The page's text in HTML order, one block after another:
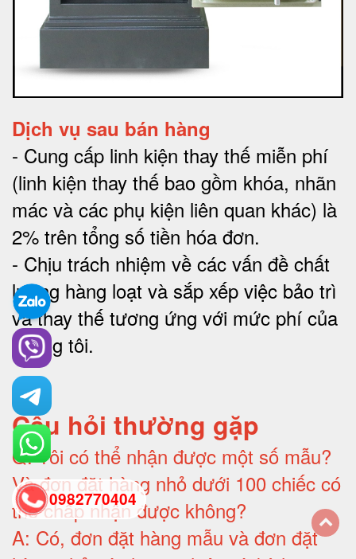
Dịch vụ sau bán hàng
- Cung cấp linh kiện thay thế miễn phí
(linh kiện thay thế bao gồm khóa, nhãn
mác và các phụ kiện liên quan khác) là
2% trên tổng số tiền hóa đơn.
- Chịu trách nhiệm về các vấn đề chất
lượng hàng loạt và sắp xếp việc bảo trì
và thay thế tương ứng với mức phí của
chúng tôi.
Câu hỏi thường gặp
Q:Tôi có thể nhận được một số mẫu?
Và đơn đặt hàng nhỏ dưới 100 chiếc có
thể chấp nhận được không?
A: Có, đơn đặt hàng mẫu và đơn đặt
0982770404
back